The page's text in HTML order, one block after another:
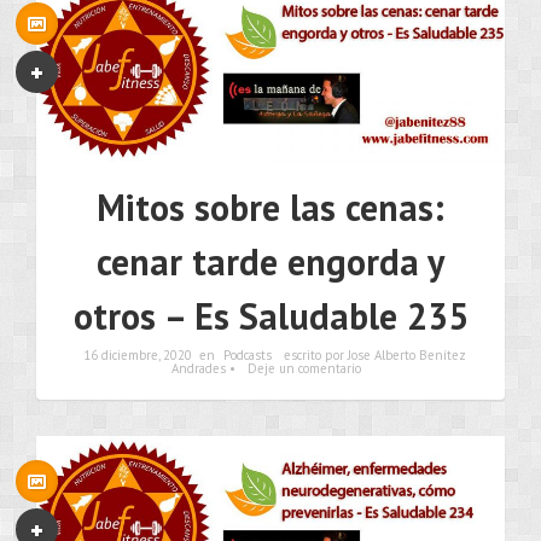
Mitos sobre las cenas:
cenar tarde engorda y
otros – Es Saludable 235
16 diciembre, 2020 en Podcasts escrito por Jose Alberto Benítez
Andrades • Deje un comentario